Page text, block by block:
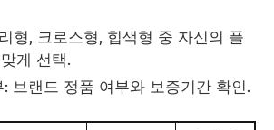
형, 크로스형, 힙색형 중 자신의 플
게 선택.
브랜드 정품 여부와 보증기간 확인.